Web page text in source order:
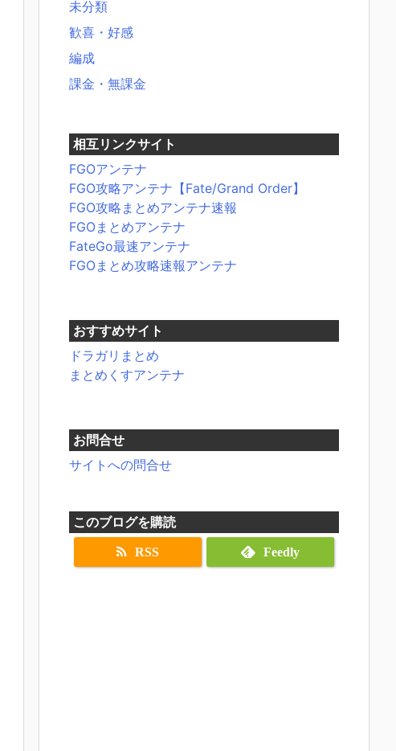
未分類
歓喜・好感
編成
課金・無課金
相互リンクサイト
FGOアンテナ
FGO攻略アンテナ【Fate/Grand Order】
FGO攻略まとめアンテナ速報
FGOまとめアンテナ
FateGo最速アンテナ
FGOまとめ攻略速報アンテナ
おすすめサイト
ドラガリまとめ
まとめくすアンテナ
お問合せ
サイトへの問合せ
このブログを購読
RSS Feedly